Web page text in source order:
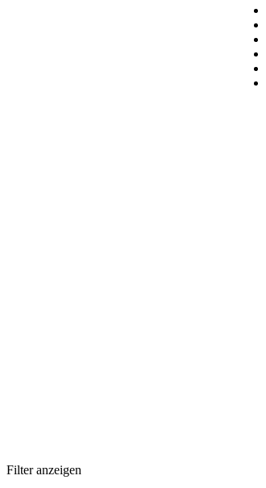
Filter anzeigen